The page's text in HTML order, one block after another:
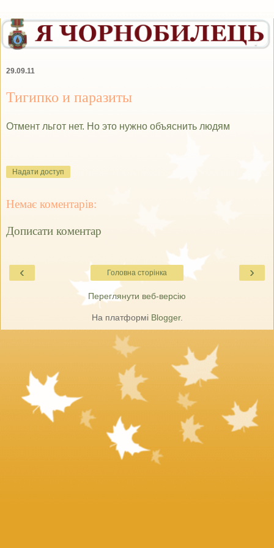
29.09.11
Тигипко и паразиты
Отмент льгот нет. Но это нужно объяснить людям
Надати доступ
Немає коментарів:
Дописати коментар
‹ ›
Головна сторінка
Переглянути веб-версію
На платформі Blogger.